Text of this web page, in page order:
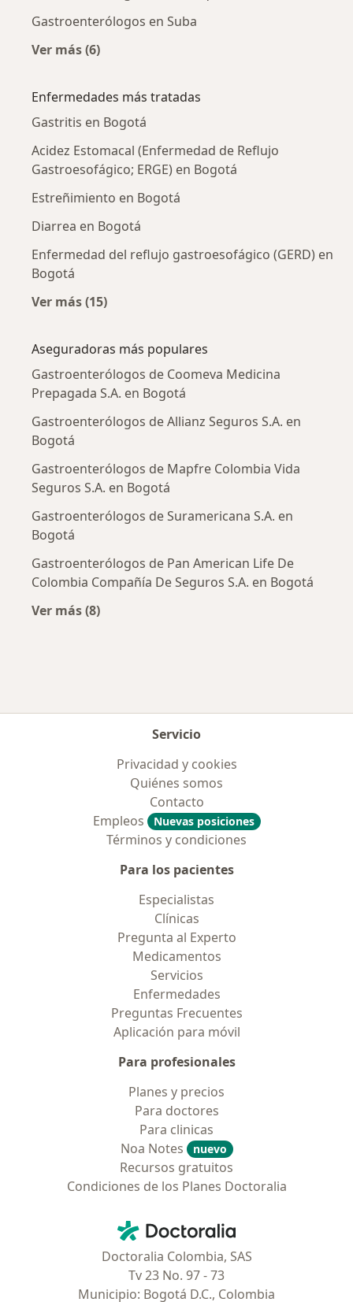
Gastroenterólogos en Suba
Ver más (6)
Enfermedades más tratadas
Gastritis en Bogotá
Acidez Estomacal (Enfermedad de Reflujo
Gastroesofágico; ERGE) en Bogotá
Estreñimiento en Bogotá
Diarrea en Bogotá
Enfermedad del reflujo gastroesofágico (GERD) en
Bogotá
Ver más (15)
Aseguradoras más populares
Gastroenterólogos de Coomeva Medicina
Prepagada S.A. en Bogotá
Gastroenterólogos de Allianz Seguros S.A. en
Bogotá
Gastroenterólogos de Mapfre Colombia Vida
Seguros S.A. en Bogotá
Gastroenterólogos de Suramericana S.A. en
Bogotá
Gastroenterólogos de Pan American Life De
Colombia Compañía De Seguros S.A. en Bogotá
Ver más (8)
Servicio
Privacidad y cookies
Quiénes somos
Contacto
Empleos
Nuevas posiciones
Términos y condiciones
Para los pacientes
Especialistas
Clínicas
Pregunta al Experto
Medicamentos
Servicios
Enfermedades
Preguntas Frecuentes
Aplicación para móvil
Para profesionales
Planes y precios
Para doctores
Para clinicas
Noa Notes
nuevo
Recursos gratuitos
Condiciones de los Planes Doctoralia
Doctoralia - Página de inicio
Doctoralia Colombia, SAS
Tv 23 No. 97 - 73
Municipio: Bogotá D.C., Colombia